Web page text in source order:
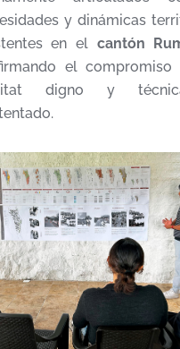
y dinámicas
en el cantón
el
digno y